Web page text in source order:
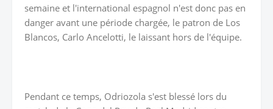
semaine et l'international espagnol n'est donc pas en
danger avant une période chargée, le patron de Los
Blancos, Carlo Ancelotti, le laissant hors de l'équipe.
Pendant ce temps, Odriozola s'est blessé lors du